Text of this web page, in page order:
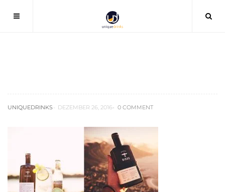
UNIQUEDRINKS DEZEMBER 26, 2016 0 COMMENT